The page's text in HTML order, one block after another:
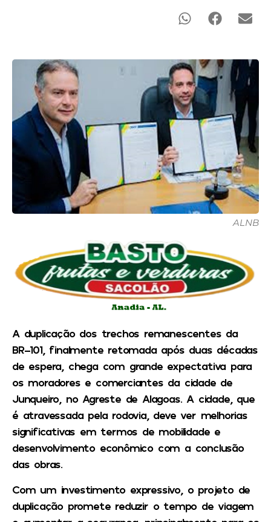
ALNB
A duplicação dos trechos remanescentes da
BR-101, finalmente retomada após duas décadas
de espera, chega com grande expectativa para
os moradores e comerciantes da cidade de
Junqueiro, no Agreste de Alagoas. A cidade, que
é atravessada pela rodovia, deve ver melhorias
significativas em termos de mobilidade e
desenvolvimento econômico com a conclusão
das obras.
Com um investimento expressivo, o projeto de
duplicação promete reduzir o tempo de viagem